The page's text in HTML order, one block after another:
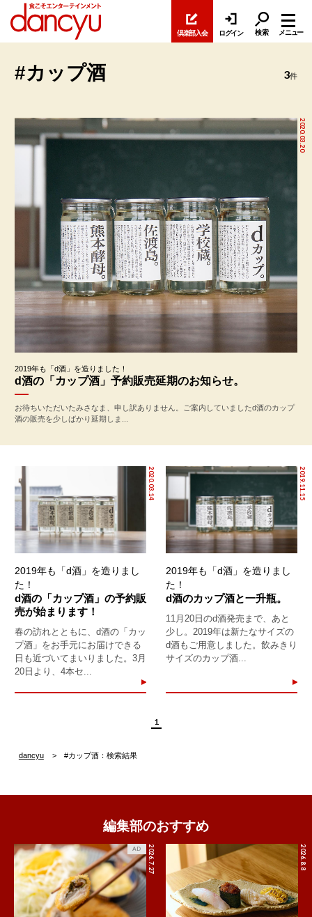
倶楽部入会 ログイン 検索 メニュー
#カップ酒 3件
2020.03.20
2019年も「d酒」を造りました！
d酒の「カップ酒」予約販売延期のお知らせ。
お待ちいただいたみさなま、申し訳ありません。ご案内していましたd酒のカップ
酒の販売を少しばかり延期しま...
2020.03.14
2019年も「d酒」を造りまし
た！
d酒の「カップ酒」の予約販
売が始まります！
春の訪れとともに、d酒の「カッ
プ酒」をお手元にお届けできる
日も近づいてまいりました。3月
20日より、4本セ...
2019.11.15
2019年も「d酒」を造りまし
た！
d酒のカップ酒と一升瓶。
11月20日のd酒発売まで、あと
少し。2019年は新たなサイズの
d酒もご用意しました。飲みきり
サイズのカップ酒...
1
dancyu #カップ酒：検索結果
編集部のおすすめ
2026.7.27
AD 2026.8.8